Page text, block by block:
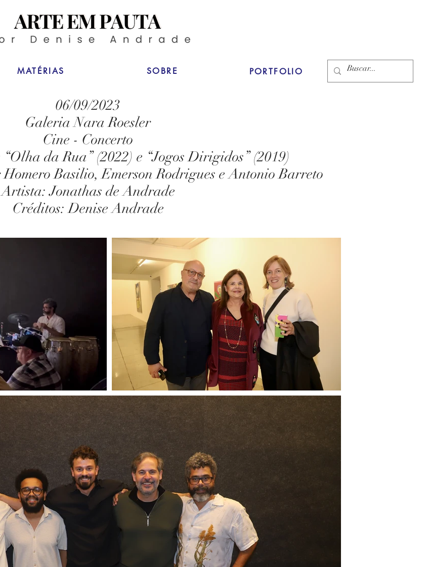
MATÉRIAS SOBRE PORTFOLIO
06/09/2023
Galeria Nara Roesler
Cine - Concerto
da Rua” (2022) e “Jogos Dirigidos” (2019)
Basilio, Emerson Rodrigues e Antonio Barreto
Artista: Jonathas de Andrade
Créditos: Denise Andrade